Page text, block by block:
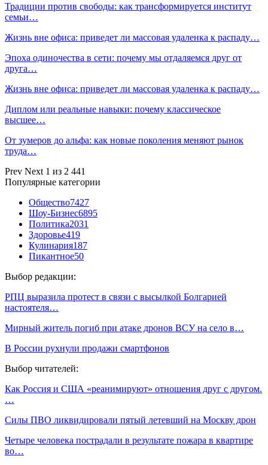
Традиции против свободы: как трансформируется институт
семьи…
Жизнь вне офиса: приведет ли массовая удаленка к распаду…
Эпоха одиночества в сети: почему мы отдаляемся друг от
друга…
Жизнь вне офиса: приведет ли массовая удаленка к распаду…
Диплом или реальные навыки: почему классическое
высшее…
От зумеров до альфа: как новые поколения меняют рынок
труда…
Prev Next 1 из 2 441
Популярные категории
Общество7427
Шоу-Бизнес6895
Политика2031
Здоровье419
Кулинария187
Пикантное50
Выбор редакции:
РПЦ выразила протест в связи с высылкой Болгарией
настоятеля…
Мирный житель погиб при атаке дронов ВСУ на село в…
В России рухнули продажи смартфонов
Выбор читателей:
Как Россия и США «реанимируют» отношения друг с другом.
…
Силы ПВО ликвидировали пятый летевший на Москву дрон
Четыре человека пострадали в результате пожара в квартире
во…